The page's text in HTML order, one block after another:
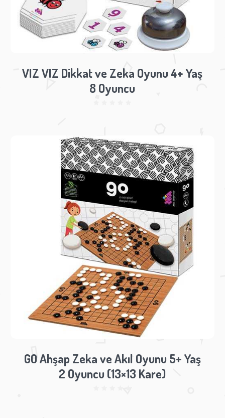
VIZ VIZ Dikkat ve Zeka Oyunu 4+ Yaş
8 Oyuncu
GO Ahşap Zeka ve Akıl Oyunu 5+ Yaş
2 Oyuncu (13×13 Kare)